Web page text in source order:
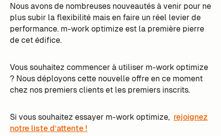
Nous avons de nombreuses nouveautés à venir pour ne
plus subir la flexibilité mais en faire un réel levier de
performance. m-work optimize est la première pierre
de cet édifice.
Vous souhaitez commencer à utiliser m-work optimize
? Nous déployons cette nouvelle offre en ce moment
chez nos premiers clients et les premiers inscrits.
Si vous souhaitez essayer m-work optimize, rejoignez
notre liste d’attente !